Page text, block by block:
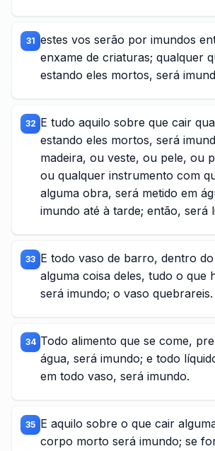
31 estes vos serão por imundos
enxame de criaturas; qualquer
estando eles mortos, será
32 E tudo aquilo sobre que cair
estando eles mortos, será
madeira, ou veste, ou pele, ou
ou qualquer instrumento com
alguma obra, será metido em
imundo até à tarde; então, será
33 E todo vaso de barro, dentro
alguma coisa deles, tudo o que
será imundo; o vaso quebrareis.
34 Todo alimento que se come,
água, será imundo; e todo
em todo vaso, será imundo.
35 E aquilo sobre o que cair
corpo morto será imundo; se